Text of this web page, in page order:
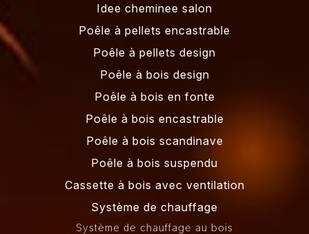
Idee cheminee salon
Poêle à pellets encastrable
Poêle à pellets design
Poêle à bois design
Poêle à bois en fonte
Poêle à bois encastrable
Poêle à bois scandinave
Poêle à bois suspendu
Cassette à bois avec ventilation
Système de chauffage
Système de chauffage au bois